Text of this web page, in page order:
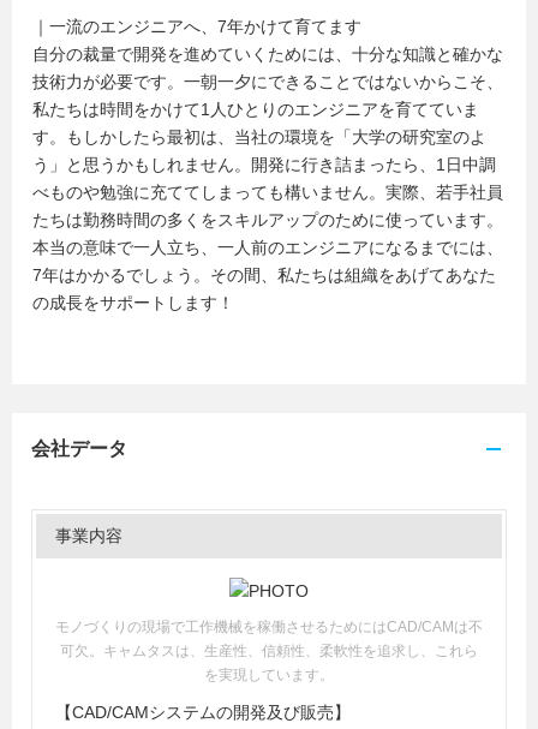
｜一流のエンジニアへ、7年かけて育てます
自分の裁量で開発を進めていくためには、十分な知識と確かな
技術力が必要です。一朝一夕にできることではないからこそ、
私たちは時間をかけて1人ひとりのエンジニアを育てていま
す。もしかしたら最初は、当社の環境を「大学の研究室のよ
う」と思うかもしれません。開発に行き詰まったら、1日中調
べものや勉強に充ててしまっても構いません。実際、若手社員
たちは勤務時間の多くをスキルアップのために使っています。
本当の意味で一人立ち、一人前のエンジニアになるまでには、
7年はかかるでしょう。その間、私たちは組織をあげてあなた
の成長をサポートします！
会社データ
事業内容
モノづくりの現場で工作機械を稼働させるためにはCAD/CAMは不
可欠。キャムタスは、生産性、信頼性、柔軟性を追求し、これら
を実現しています。
【CAD/CAMシステムの開発及び販売】